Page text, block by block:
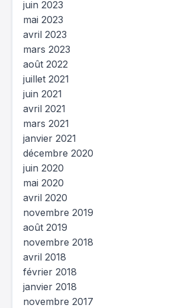
juin 2023
mai 2023
avril 2023
mars 2023
août 2022
juillet 2021
juin 2021
avril 2021
mars 2021
janvier 2021
décembre 2020
juin 2020
mai 2020
avril 2020
novembre 2019
août 2019
novembre 2018
avril 2018
février 2018
janvier 2018
novembre 2017